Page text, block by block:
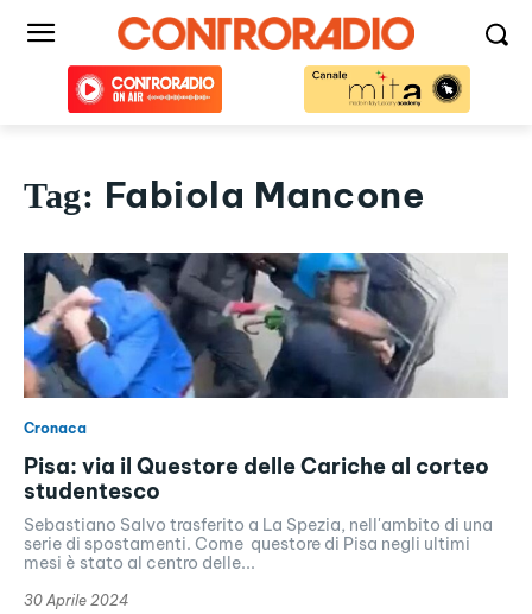
Tag: Fabiola Mancone
Cronaca
Pisa: via il Questore delle Cariche al corteo
studentesco
Sebastiano Salvo trasferito a La Spezia, nell'ambito di una
serie di spostamenti. Come questore di Pisa negli ultimi
mesi è stato al centro delle...
30 Aprile 2024